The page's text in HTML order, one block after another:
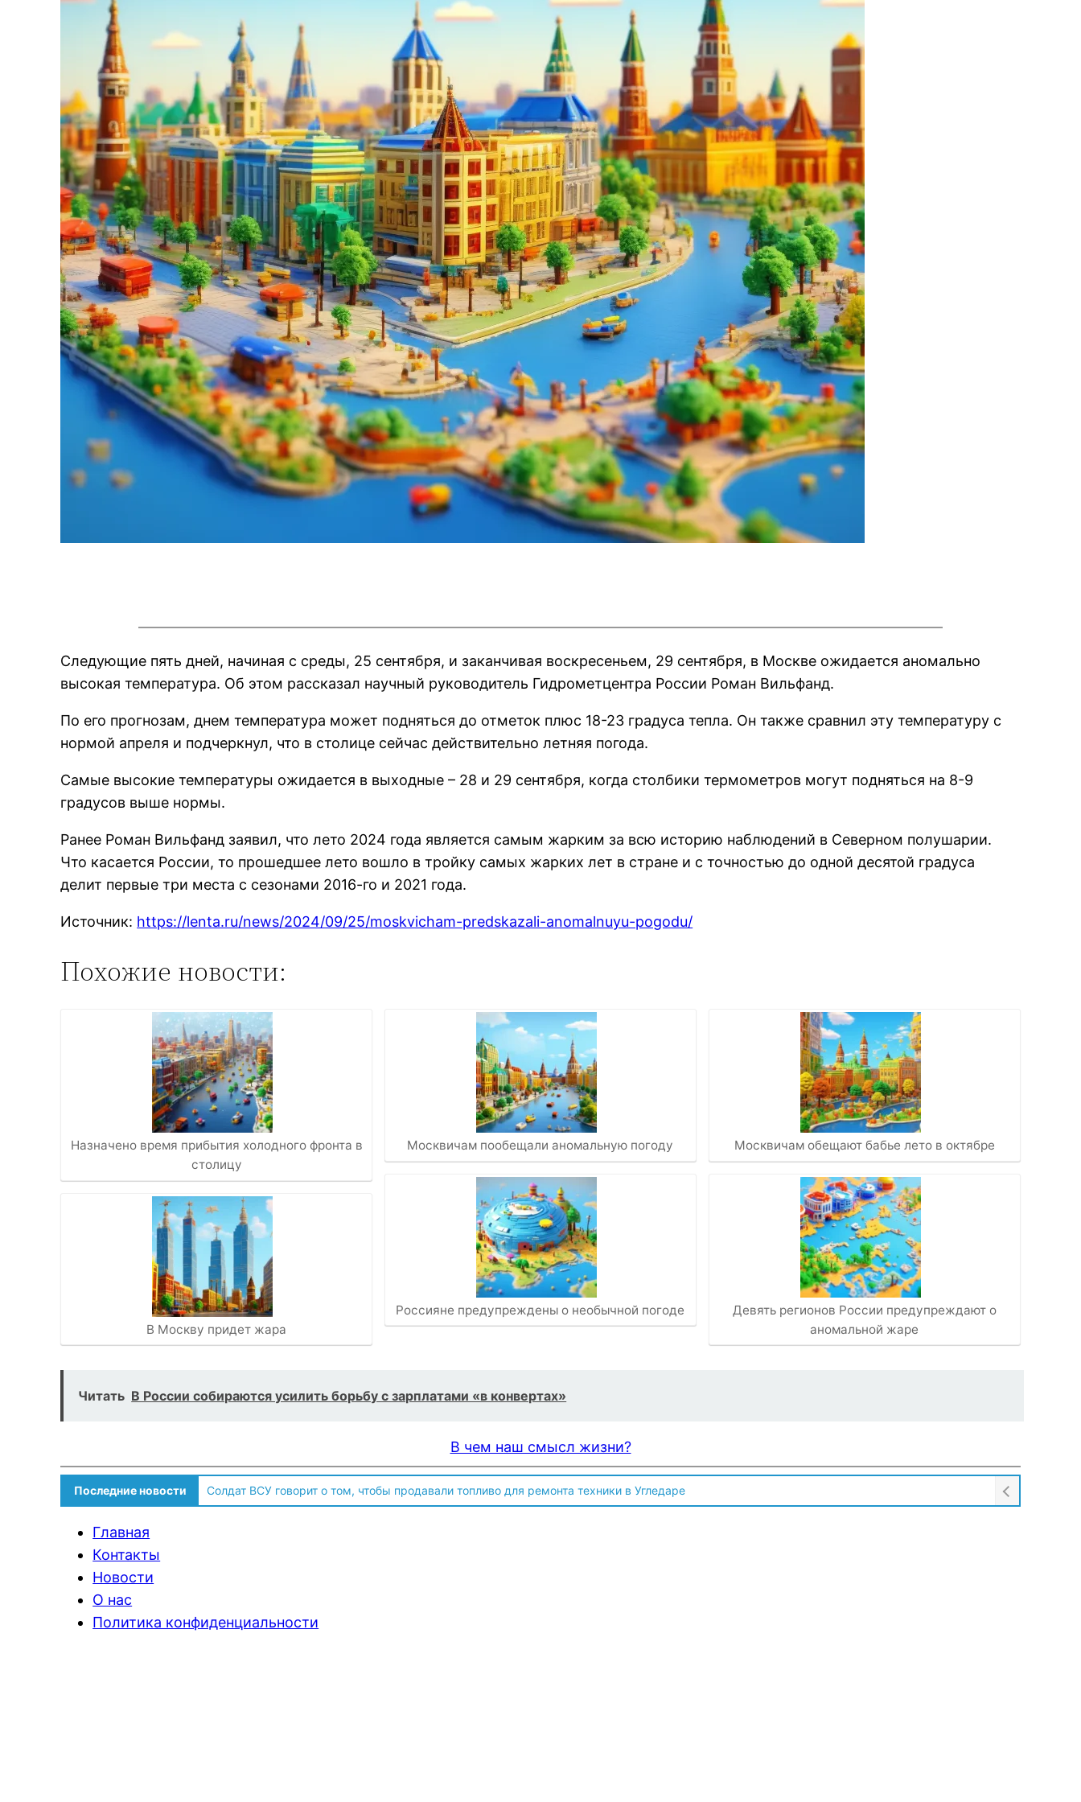
Следующие пять дней, начиная с среды, 25 сентября, и заканчивая воскресеньем, 29 сентября, в Москве ожидается аномально
высокая температура. Об этом рассказал научный руководитель Гидрометцентра России Роман Вильфанд.
По его прогнозам, днем температура может подняться до отметок плюс 18-23 градуса тепла. Он также сравнил эту температуру с
нормой апреля и подчеркнул, что в столице сейчас действительно летняя погода.
Самые высокие температуры ожидается в выходные – 28 и 29 сентября, когда столбики термометров могут подняться на 8-9
градусов выше нормы.
Ранее Роман Вильфанд заявил, что лето 2024 года является самым жарким за всю историю наблюдений в Северном полушарии.
Что касается России, то прошедшее лето вошло в тройку самых жарких лет в стране и с точностью до одной десятой градуса
делит первые три места с сезонами 2016-го и 2021 года.
Источник: https://lenta.ru/news/2024/09/25/moskvicham-predskazali-anomalnuyu-pogodu/
Похожие новости:
Назначено время прибытия холодного фронта в
столицу
В Москву придет жара
Москвичам пообещали аномальную погоду
Россияне предупреждены о необычной погоде
Москвичам обещают бабье лето в октябре
Девять регионов России предупреждают о
аномальной жаре
Читать В России собираются усилить борьбу с зарплатами «в конвертах»
В чем наш смысл жизни?
Последние новости Солдат ВСУ говорит о том, чтобы продавали топливо для ремонта техники в Угледаре
Главная
Контакты
Новости
О нас
Политика конфиденциальности